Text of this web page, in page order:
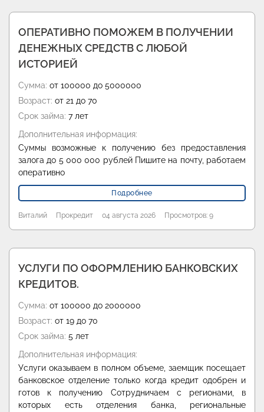
ОПЕРАТИВНО ПОМОЖЕМ В ПОЛУЧЕНИИ
ДЕНЕЖНЫХ СРЕДСТВ С ЛЮБОЙ
ИСТОРИЕЙ
Сумма: от 100000 до 5000000
Возраст: от 21 до 70
Срок займа: 7 лет
Дополнительная информация:
Суммы возможные к получению без предоставления
залога до 5 000 000 рублей Пишите на почту, работаем
оперативно
Подробнее
Виталий Прокредит 04 августа 2026 Просмотров: 9
УСЛУГИ ПО ОФОРМЛЕНИЮ БАНКОВСКИХ
КРЕДИТОВ.
Сумма: от 100000 до 2000000
Возраст: от 19 до 70
Срок займа: 5 лет
Дополнительная информация:
Услуги оказываем в полном объеме, заемщик посещает
банковское отделение только когда кредит одобрен и
готов к получению Сотрудничаем с регионами, в
которых есть отделения банка, региональные